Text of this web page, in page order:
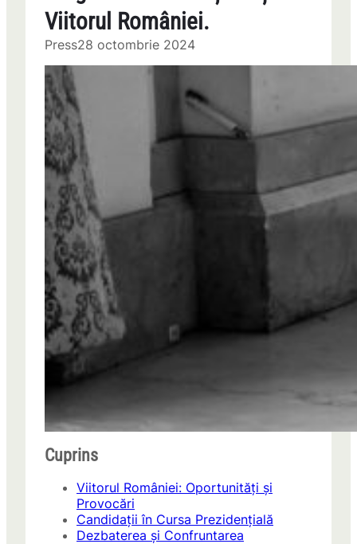
Viitorul României.
Press28 octombrie 2024
Cuprins
Viitorul României: Oportunități și
Provocări
Candidații în Cursa Prezidențială
Dezbaterea și Confruntarea